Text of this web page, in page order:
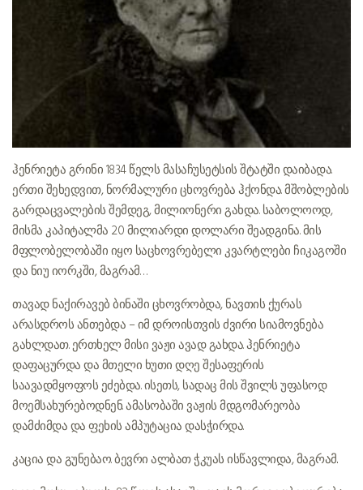
ჰენრიეტა გრინი 1834 წელს მასაჩუსეტსის შტატში დაიბადა.
ერთი შეხედვით, ნორმალური ცხოვრება ჰქონდა. მშობლების
გარდაცვალების შემდეგ, მილიონერი გახდა. საბოლოოდ,
მისმა კაპიტალმა 20 მილიარდი დოლარი შეადგინა. მის
მფლობელობაში იყო საცხოვრებელი კვარტლები ჩიკაგოში
და ნიუ იორკში, მაგრამ…
თავად ნაქირავებ ბინაში ცხოვრობდა, ნავთის ქურას
არასდროს ანთებდა – იმ დროისთვის ძვირი სიამოვნება
გახლდათ. ერთხელ მისი ვაჟი ავად გახდა. ჰენრიეტა
დაფაცურდა და მთელი ხუთი დღე შესაფერის
საავადმყოფოს ეძებდა. ისეთს, სადაც მის შვილს უფასოდ
მოემსახურებოდნენ. ამასობაში ვაჟის მდგომარეობა
დამძიმდა და ფეხის ამპუტაცია დასჭირდა.
კაცია და გუნებაო. ბევრი ალბათ ჭკუას ისწავლიდა, მაგრამ..